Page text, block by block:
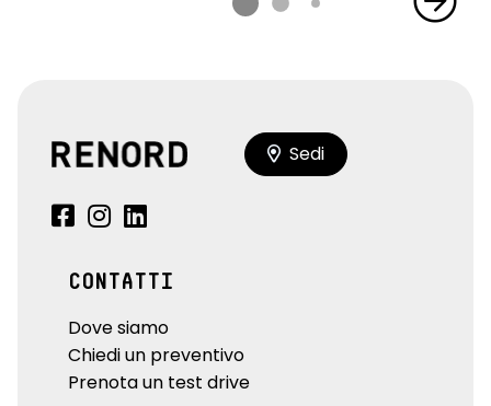
Sedi
CONTATTI
Dove siamo
Chiedi un preventivo
Prenota un test drive